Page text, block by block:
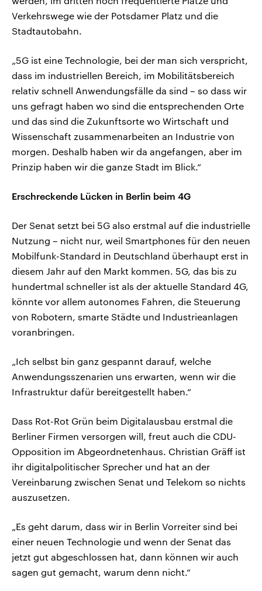
Verkehrswege wie der Potsdamer Platz und die
Stadtautobahn.
„5G ist eine Technologie, bei der man sich verspricht,
dass im industriellen Bereich, im Mobilitätsbereich
relativ schnell Anwendungsfälle da sind – so dass wir
uns gefragt haben wo sind die entsprechenden Orte
und das sind die Zukunftsorte wo Wirtschaft und
Wissenschaft zusammenarbeiten an Industrie von
morgen. Deshalb haben wir da angefangen, aber im
Prinzip haben wir die ganze Stadt im Blick.“
Erschreckende Lücken in Berlin beim 4G
Der Senat setzt bei 5G also erstmal auf die industrielle
Nutzung – nicht nur, weil Smartphones für den neuen
Mobilfunk-Standard in Deutschland überhaupt erst in
diesem Jahr auf den Markt kommen. 5G, das bis zu
hundertmal schneller ist als der aktuelle Standard 4G,
könnte vor allem autonomes Fahren, die Steuerung
von Robotern, smarte Städte und Industrieanlagen
voranbringen.
„Ich selbst bin ganz gespannt darauf, welche
Anwendungsszenarien uns erwarten, wenn wir die
Infrastruktur dafür bereitgestellt haben.“
Dass Rot-Rot Grün beim Digitalausbau erstmal die
Berliner Firmen versorgen will, freut auch die CDU-
Opposition im Abgeordnetenhaus. Christian Gräff ist
ihr digitalpolitischer Sprecher und hat an der
Vereinbarung zwischen Senat und Telekom so nichts
auszusetzen.
„Es geht darum, dass wir in Berlin Vorreiter sind bei
einer neuen Technologie und wenn der Senat das
jetzt gut abgeschlossen hat, dann können wir auch
sagen gut gemacht, warum denn nicht.“